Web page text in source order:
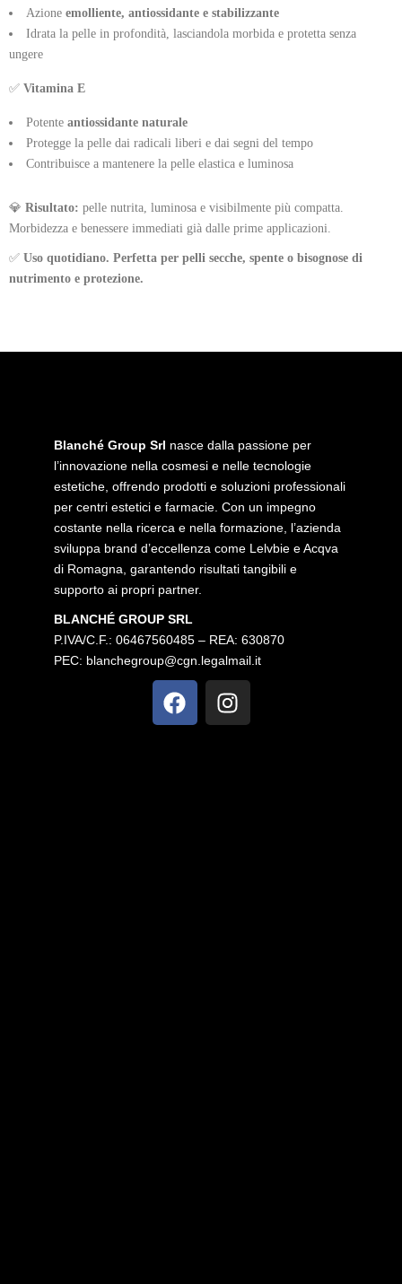
Azione emolliente, antiossidante e stabilizzante
Idrata la pelle in profondità, lasciandola morbida e protetta senza
ungere
✅ Vitamina E
Potente antiossidante naturale
Protegge la pelle dai radicali liberi e dai segni del tempo
Contribuisce a mantenere la pelle elastica e luminosa
💎 Risultato: pelle nutrita, luminosa e visibilmente più compatta.
Morbidezza e benessere immediati già dalle prime applicazioni.
✅ Uso quotidiano. Perfetta per pelli secche, spente o bisognose di
nutrimento e protezione.
Blanché Group Srl nasce dalla passione per
l’innovazione nella cosmesi e nelle tecnologie
estetiche, offrendo prodotti e soluzioni professionali
per centri estetici e farmacie. Con un impegno
costante nella ricerca e nella formazione, l’azienda
sviluppa brand d’eccellenza come Lelvbie e Acqva
di Romagna, garantendo risultati tangibili e
supporto ai propri partner.
BLANCHÉ GROUP SRL
P.IVA/C.F.: 06467560485 – REA: 630870
PEC: blanchegroup@cgn.legalmail.it